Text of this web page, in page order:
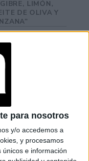
para nosotros
y/o accedemos a
y procesamos
e información
LIMÓN,
DE OLIVA Y